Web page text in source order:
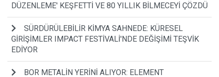
DÜZENLEME' KEŞFETTİ VE 80 YILLIK BİLMECEYİ ÇÖZDÜ
SÜRDÜRÜLEBİLİR KİMYA SAHNEDE: KÜRESEL
GİRİŞİMLER IMPACT FESTİVALİ'NDE DEĞİŞİMİ TEŞVİK
EDİYOR
BOR METALİN YERİNİ ALIYOR: ELEMENT